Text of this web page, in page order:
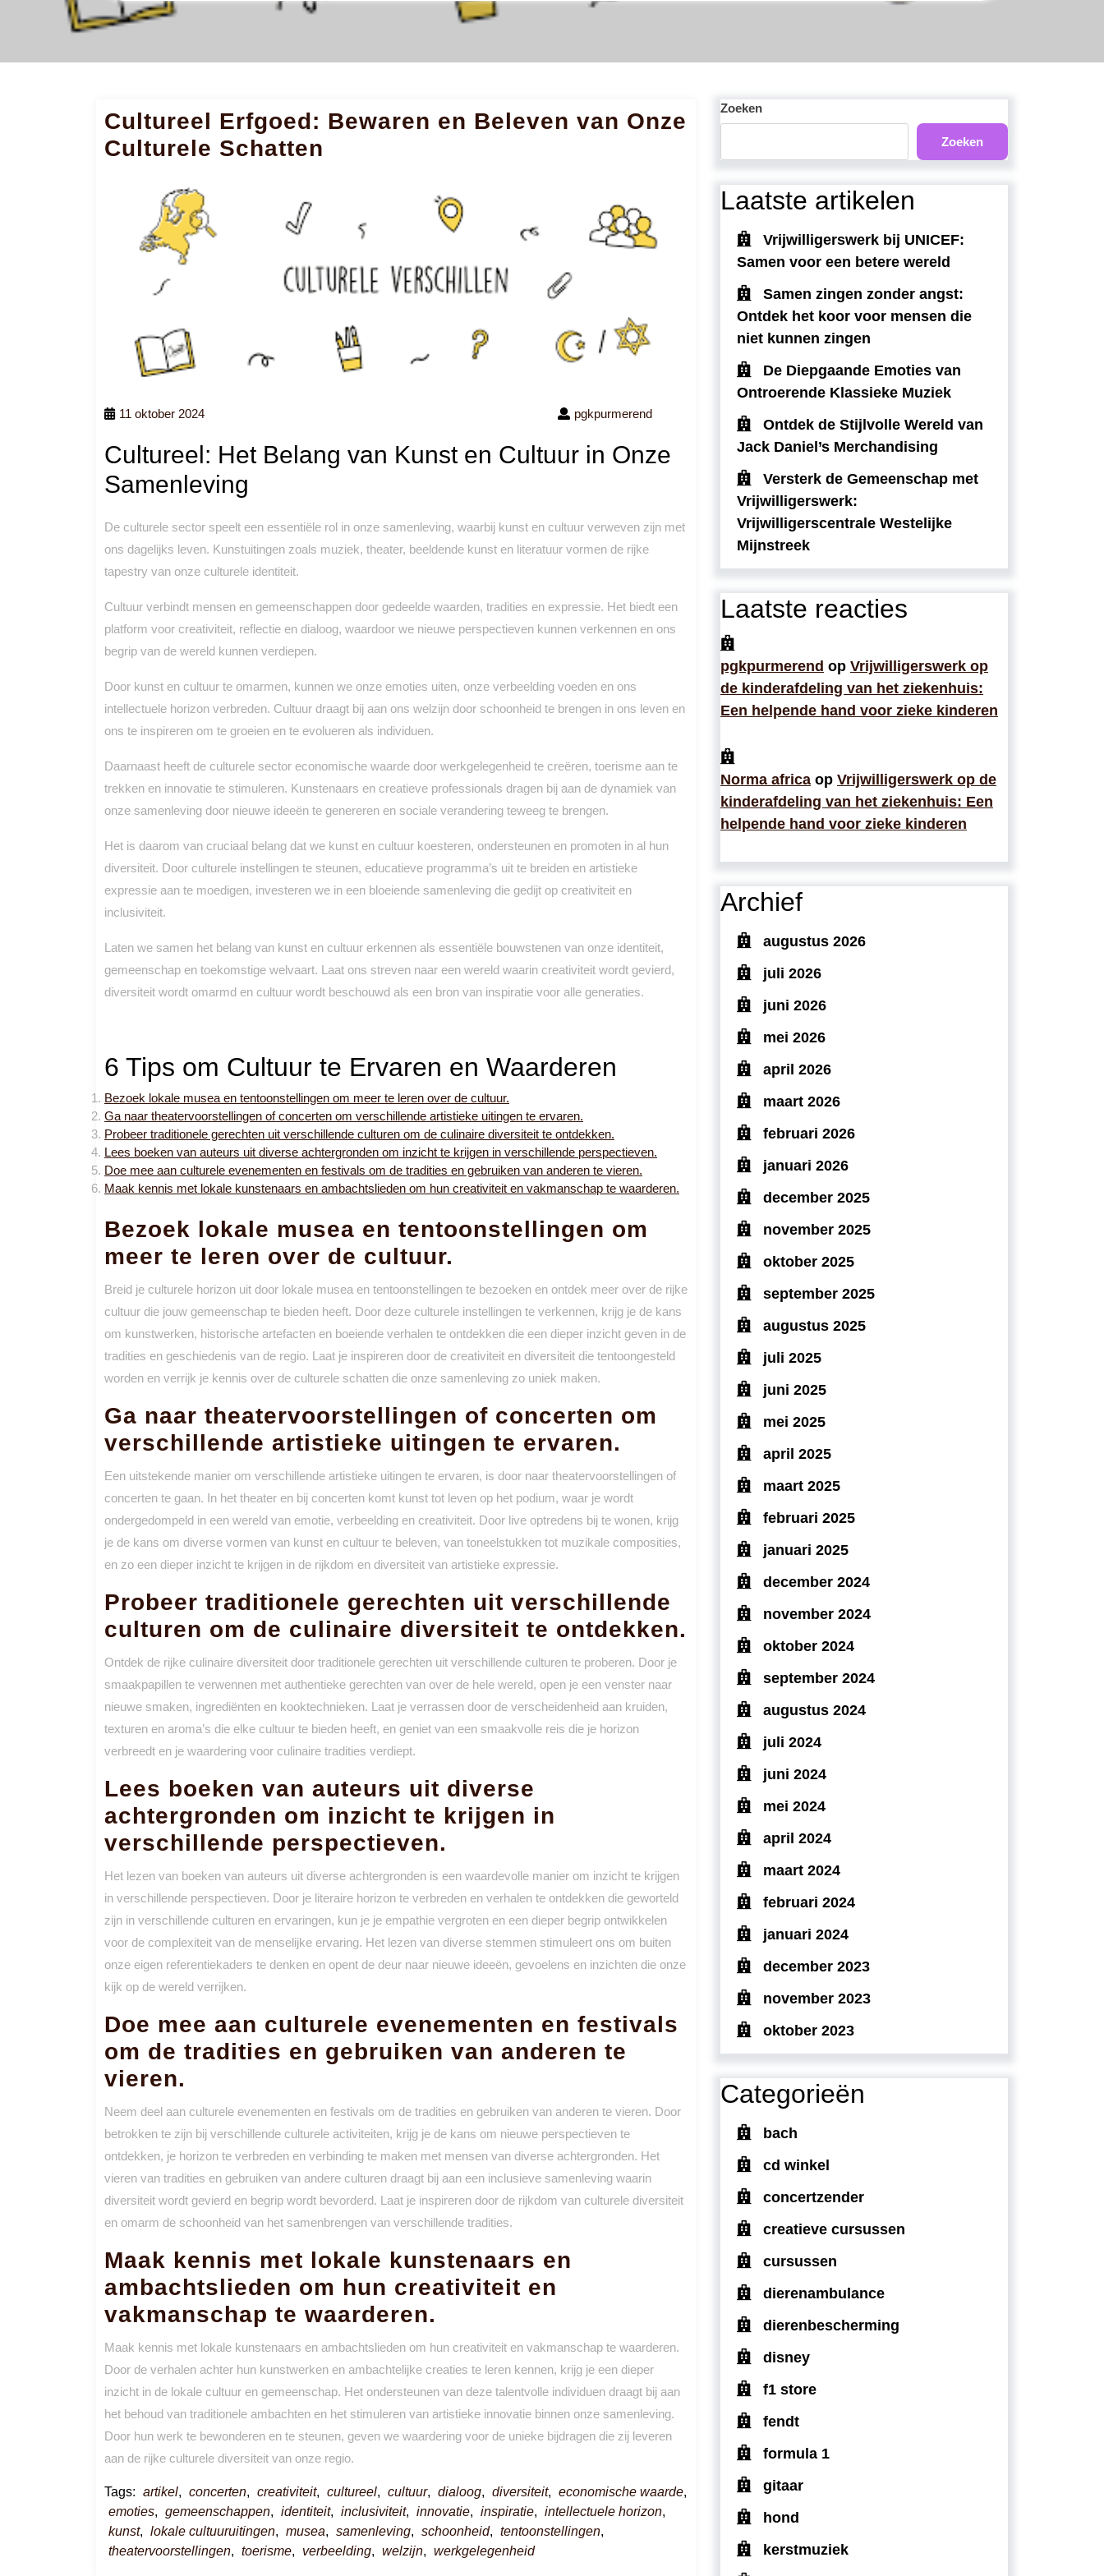
Cultureel Erfgoed: Bewaren en Beleven van Onze
Culturele Schatten
11 oktober 2024 pgkpurmerend
Cultureel: Het Belang van Kunst en Cultuur in Onze
Samenleving
De culturele sector speelt een essentiële rol in onze samenleving, waarbij kunst en cultuur verweven zijn met
ons dagelijks leven. Kunstuitingen zoals muziek, theater, beeldende kunst en literatuur vormen de rijke
tapestry van onze culturele identiteit.
Cultuur verbindt mensen en gemeenschappen door gedeelde waarden, tradities en expressie. Het biedt een
platform voor creativiteit, reflectie en dialoog, waardoor we nieuwe perspectieven kunnen verkennen en ons
begrip van de wereld kunnen verdiepen.
Door kunst en cultuur te omarmen, kunnen we onze emoties uiten, onze verbeelding voeden en ons
intellectuele horizon verbreden. Cultuur draagt bij aan ons welzijn door schoonheid te brengen in ons leven en
ons te inspireren om te groeien en te evolueren als individuen.
Daarnaast heeft de culturele sector economische waarde door werkgelegenheid te creëren, toerisme aan te
trekken en innovatie te stimuleren. Kunstenaars en creatieve professionals dragen bij aan de dynamiek van
onze samenleving door nieuwe ideeën te genereren en sociale verandering teweeg te brengen.
Het is daarom van cruciaal belang dat we kunst en cultuur koesteren, ondersteunen en promoten in al hun
diversiteit. Door culturele instellingen te steunen, educatieve programma’s uit te breiden en artistieke
expressie aan te moedigen, investeren we in een bloeiende samenleving die gedijt op creativiteit en
inclusiviteit.
Laten we samen het belang van kunst en cultuur erkennen als essentiële bouwstenen van onze identiteit,
gemeenschap en toekomstige welvaart. Laat ons streven naar een wereld waarin creativiteit wordt gevierd,
diversiteit wordt omarmd en cultuur wordt beschouwd als een bron van inspiratie voor alle generaties.
6 Tips om Cultuur te Ervaren en Waarderen
Bezoek lokale musea en tentoonstellingen om meer te leren over de cultuur.
Ga naar theatervoorstellingen of concerten om verschillende artistieke uitingen te ervaren.
Probeer traditionele gerechten uit verschillende culturen om de culinaire diversiteit te ontdekken.
Lees boeken van auteurs uit diverse achtergronden om inzicht te krijgen in verschillende perspectieven.
Doe mee aan culturele evenementen en festivals om de tradities en gebruiken van anderen te vieren.
Maak kennis met lokale kunstenaars en ambachtslieden om hun creativiteit en vakmanschap te waarderen.
Bezoek lokale musea en tentoonstellingen om
meer te leren over de cultuur.
Breid je culturele horizon uit door lokale musea en tentoonstellingen te bezoeken en ontdek meer over de rijke
cultuur die jouw gemeenschap te bieden heeft. Door deze culturele instellingen te verkennen, krijg je de kans
om kunstwerken, historische artefacten en boeiende verhalen te ontdekken die een dieper inzicht geven in de
tradities en geschiedenis van de regio. Laat je inspireren door de creativiteit en diversiteit die tentoongesteld
worden en verrijk je kennis over de culturele schatten die onze samenleving zo uniek maken.
Ga naar theatervoorstellingen of concerten om
verschillende artistieke uitingen te ervaren.
Een uitstekende manier om verschillende artistieke uitingen te ervaren, is door naar theatervoorstellingen of
concerten te gaan. In het theater en bij concerten komt kunst tot leven op het podium, waar je wordt
ondergedompeld in een wereld van emotie, verbeelding en creativiteit. Door live optredens bij te wonen, krijg
je de kans om diverse vormen van kunst en cultuur te beleven, van toneelstukken tot muzikale composities,
en zo een dieper inzicht te krijgen in de rijkdom en diversiteit van artistieke expressie.
Probeer traditionele gerechten uit verschillende
culturen om de culinaire diversiteit te ontdekken.
Ontdek de rijke culinaire diversiteit door traditionele gerechten uit verschillende culturen te proberen. Door je
smaakpapillen te verwennen met authentieke gerechten van over de hele wereld, open je een venster naar
nieuwe smaken, ingrediënten en kooktechnieken. Laat je verrassen door de verscheidenheid aan kruiden,
texturen en aroma’s die elke cultuur te bieden heeft, en geniet van een smaakvolle reis die je horizon
verbreedt en je waardering voor culinaire tradities verdiept.
Lees boeken van auteurs uit diverse
achtergronden om inzicht te krijgen in
verschillende perspectieven.
Het lezen van boeken van auteurs uit diverse achtergronden is een waardevolle manier om inzicht te krijgen
in verschillende perspectieven. Door je literaire horizon te verbreden en verhalen te ontdekken die geworteld
zijn in verschillende culturen en ervaringen, kun je je empathie vergroten en een dieper begrip ontwikkelen
voor de complexiteit van de menselijke ervaring. Het lezen van diverse stemmen stimuleert ons om buiten
onze eigen referentiekaders te denken en opent de deur naar nieuwe ideeën, gevoelens en inzichten die onze
kijk op de wereld verrijken.
Doe mee aan culturele evenementen en festivals
om de tradities en gebruiken van anderen te
vieren.
Neem deel aan culturele evenementen en festivals om de tradities en gebruiken van anderen te vieren. Door
betrokken te zijn bij verschillende culturele activiteiten, krijg je de kans om nieuwe perspectieven te
ontdekken, je horizon te verbreden en verbinding te maken met mensen van diverse achtergronden. Het
vieren van tradities en gebruiken van andere culturen draagt bij aan een inclusieve samenleving waarin
diversiteit wordt gevierd en begrip wordt bevorderd. Laat je inspireren door de rijkdom van culturele diversiteit
en omarm de schoonheid van het samenbrengen van verschillende tradities.
Maak kennis met lokale kunstenaars en
ambachtslieden om hun creativiteit en
vakmanschap te waarderen.
Maak kennis met lokale kunstenaars en ambachtslieden om hun creativiteit en vakmanschap te waarderen.
Door de verhalen achter hun kunstwerken en ambachtelijke creaties te leren kennen, krijg je een dieper
inzicht in de lokale cultuur en gemeenschap. Het ondersteunen van deze talentvolle individuen draagt bij aan
het behoud van traditionele ambachten en het stimuleren van artistieke innovatie binnen onze samenleving.
Door hun werk te bewonderen en te steunen, geven we waardering voor de unieke bijdragen die zij leveren
aan de rijke culturele diversiteit van onze regio.
Tags: artikel, concerten, creativiteit, cultureel, cultuur, dialoog, diversiteit, economische waarde,
emoties, gemeenschappen, identiteit, inclusiviteit, innovatie, inspiratie, intellectuele horizon,
kunst, lokale cultuuruitingen, musea, samenleving, schoonheid, tentoonstellingen,
theatervoorstellingen, toerisme, verbeelding, welzijn, werkgelegenheid
Zoeken
Zoeken
Laatste artikelen
Vrijwilligerswerk bij UNICEF:
Samen voor een betere wereld
Samen zingen zonder angst:
Ontdek het koor voor mensen die
niet kunnen zingen
De Diepgaande Emoties van
Ontroerende Klassieke Muziek
Ontdek de Stijlvolle Wereld van
Jack Daniel’s Merchandising
Versterk de Gemeenschap met
Vrijwilligerswerk:
Vrijwilligerscentrale Westelijke
Mijnstreek
Laatste reacties
pgkpurmerend op Vrijwilligerswerk op
de kinderafdeling van het ziekenhuis:
Een helpende hand voor zieke kinderen
Norma africa op Vrijwilligerswerk op de
kinderafdeling van het ziekenhuis: Een
helpende hand voor zieke kinderen
Archief
augustus 2026
juli 2026
juni 2026
mei 2026
april 2026
maart 2026
februari 2026
januari 2026
december 2025
november 2025
oktober 2025
september 2025
augustus 2025
juli 2025
juni 2025
mei 2025
april 2025
maart 2025
februari 2025
januari 2025
december 2024
november 2024
oktober 2024
september 2024
augustus 2024
juli 2024
juni 2024
mei 2024
april 2024
maart 2024
februari 2024
januari 2024
december 2023
november 2023
oktober 2023
Categorieën
bach
cd winkel
concertzender
creatieve cursussen
cursussen
dierenambulance
dierenbescherming
disney
f1 store
fendt
formula 1
gitaar
hond
kerstmuziek